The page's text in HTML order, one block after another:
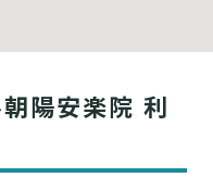
陽安楽院 利